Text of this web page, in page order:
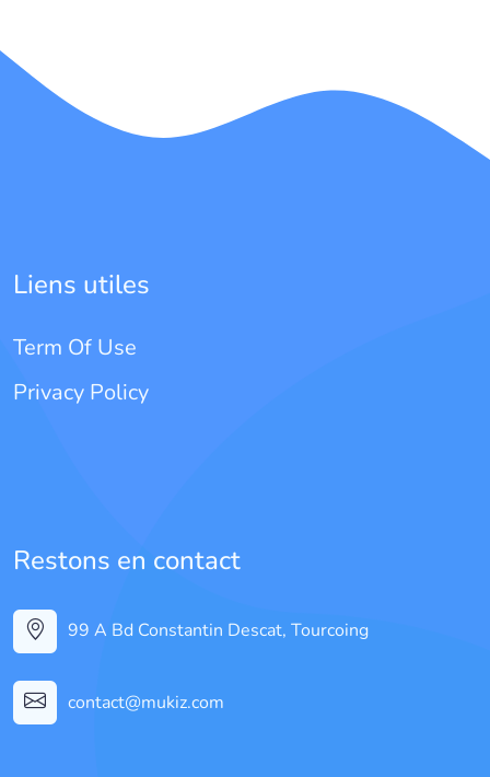
Liens utiles
Term Of Use
Privacy Policy
Restons en contact
99 A Bd Constantin Descat, Tourcoing
contact@mukiz.com